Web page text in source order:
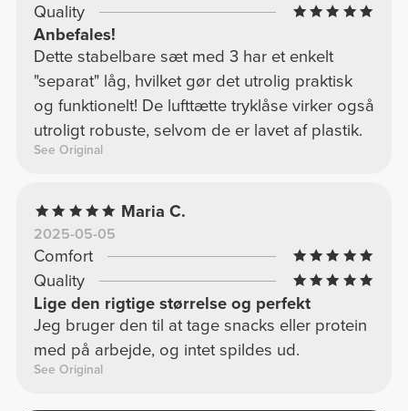
Quality
Anbefales!
Dette stabelbare sæt med 3 har et enkelt
"separat" låg, hvilket gør det utrolig praktisk
og funktionelt! De lufttætte tryklåse virker også
utroligt robuste, selvom de er lavet af plastik.
See Original
Maria C.
2025-05-05
Comfort
Quality
Lige den rigtige størrelse og perfekt
Jeg bruger den til at tage snacks eller protein
med på arbejde, og intet spildes ud.
See Original